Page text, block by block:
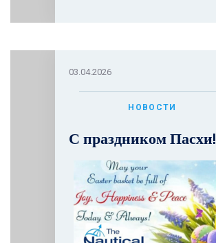
03.04.2026
НОВОСТИ
С праздником Пасхи!